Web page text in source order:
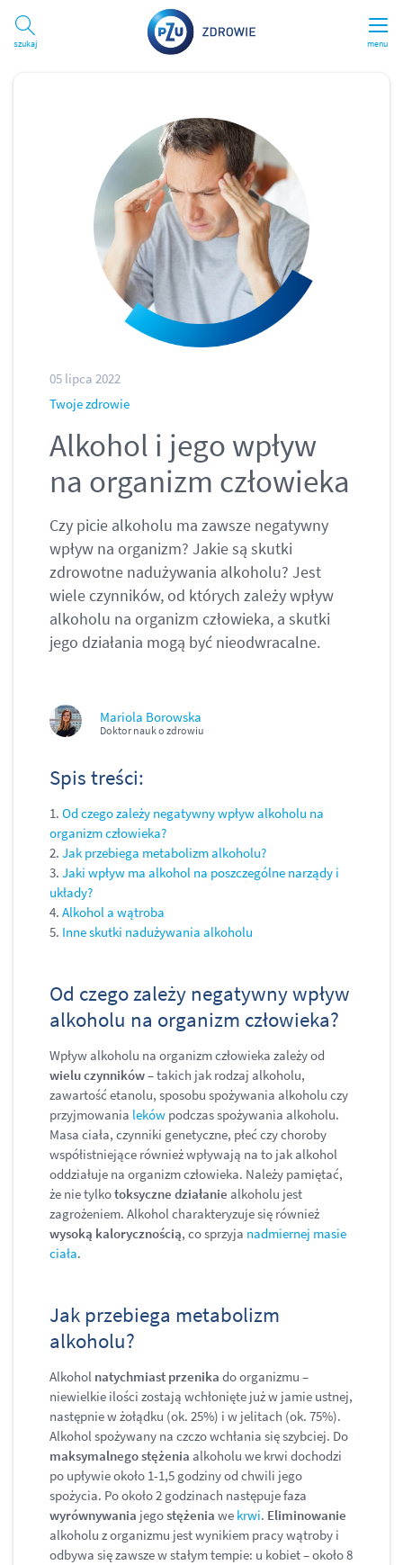
menu
Szukaj
05 lipca 2022
Twoje zdrowie
Alkohol i jego wpływ
na organizm człowieka
Mariola Borowska
Doktor nauk o zdrowiu
Czy picie alkoholu ma zawsze negatywny
wpływ na organizm? Jakie są skutki
zdrowotne nadużywania alkoholu? Jest
wiele czynników, od których zależy wpływ
alkoholu na organizm człowieka, a skutki
jego działania mogą być nieodwracalne.
Spis treści:
1. Od czego zależy negatywny wpływ alkoholu na
organizm człowieka?
2. Jak przebiega metabolizm alkoholu?
3. Jaki wpływ ma alkohol na poszczególne narządy i
układy?
4. Alkohol a wątroba
5. Inne skutki nadużywania alkoholu
Od czego zależy negatywny wpływ
alkoholu na organizm człowieka?
Wpływ alkoholu na organizm człowieka zależy od
wielu czynników– takich jak rodzaj alkoholu,
zawartość etanolu, sposobu spożywania alkoholu czy
przyjmowania leków podczas spożywania alkoholu.
Masa ciała, czynniki genetyczne, płeć czy choroby
współistniejące również wpływają na to jak alkohol
oddziałuje na organizm człowieka. Należy pamiętać,
że nie tylkotoksyczne działanie alkoholu jest
zagrożeniem. Alkohol charakteryzuje się również
wysoką kalorycznością, co sprzyja nadmiernej masie
ciała.
Jak przebiega metabolizm
alkoholu?
Alkohol natychmiast przenika do organizmu –
niewielkie ilości zostają wchłonięte już w jamie ustnej,
następnie w żołądku (ok. 25%) i w jelitach (ok. 75%).
Alkohol spożywany na czczo wchłania się szybciej. Do
maksymalnego stężenia alkoholu we krwi dochodzi
po upływie około 1-1,5 godziny od chwili jego
spożycia. Po około 2 godzinach następuje faza
wyrównywania jegostężenia we krwi. Eliminowanie
alkoholu z organizmu jest wynikiem pracy wątroby i
odbywa się zawsze w stałym tempie: u kobiet – około 8